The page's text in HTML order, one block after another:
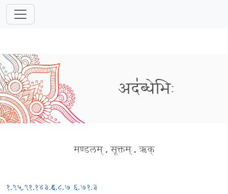
अद॑ब्धेभिः
मण्डलम् . सूक्तम् . ऋक्
१.९५.९१.१४३.८६.८.७ ६.७१.३